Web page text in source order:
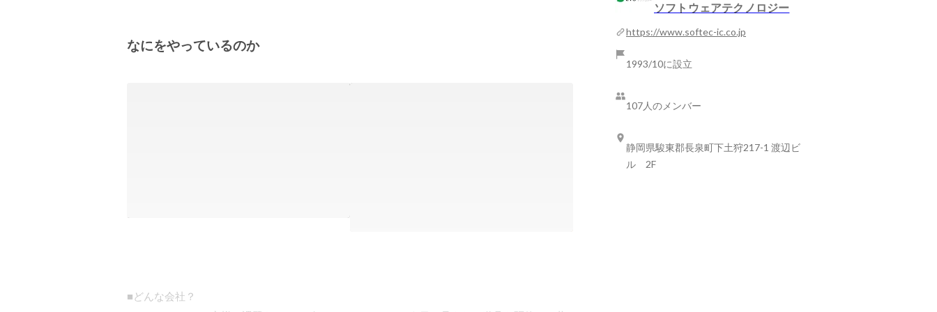
なにをやっているのか
■どんな会社？
ソフトウェアテクノロジー
https://www.softec-ic.co.jp
1993/10に設立
107人のメンバー
静岡県駿東郡長泉町下土狩217-1 渡辺ビ
ル 2F